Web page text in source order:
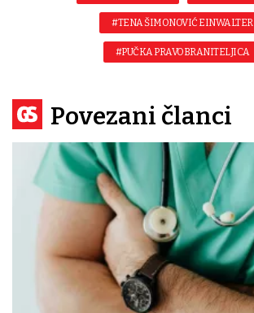
#TENA ŠIMONOVIĆ EINWALTER
#PUČKA PRAVOBRANITELJICA
Povezani članci